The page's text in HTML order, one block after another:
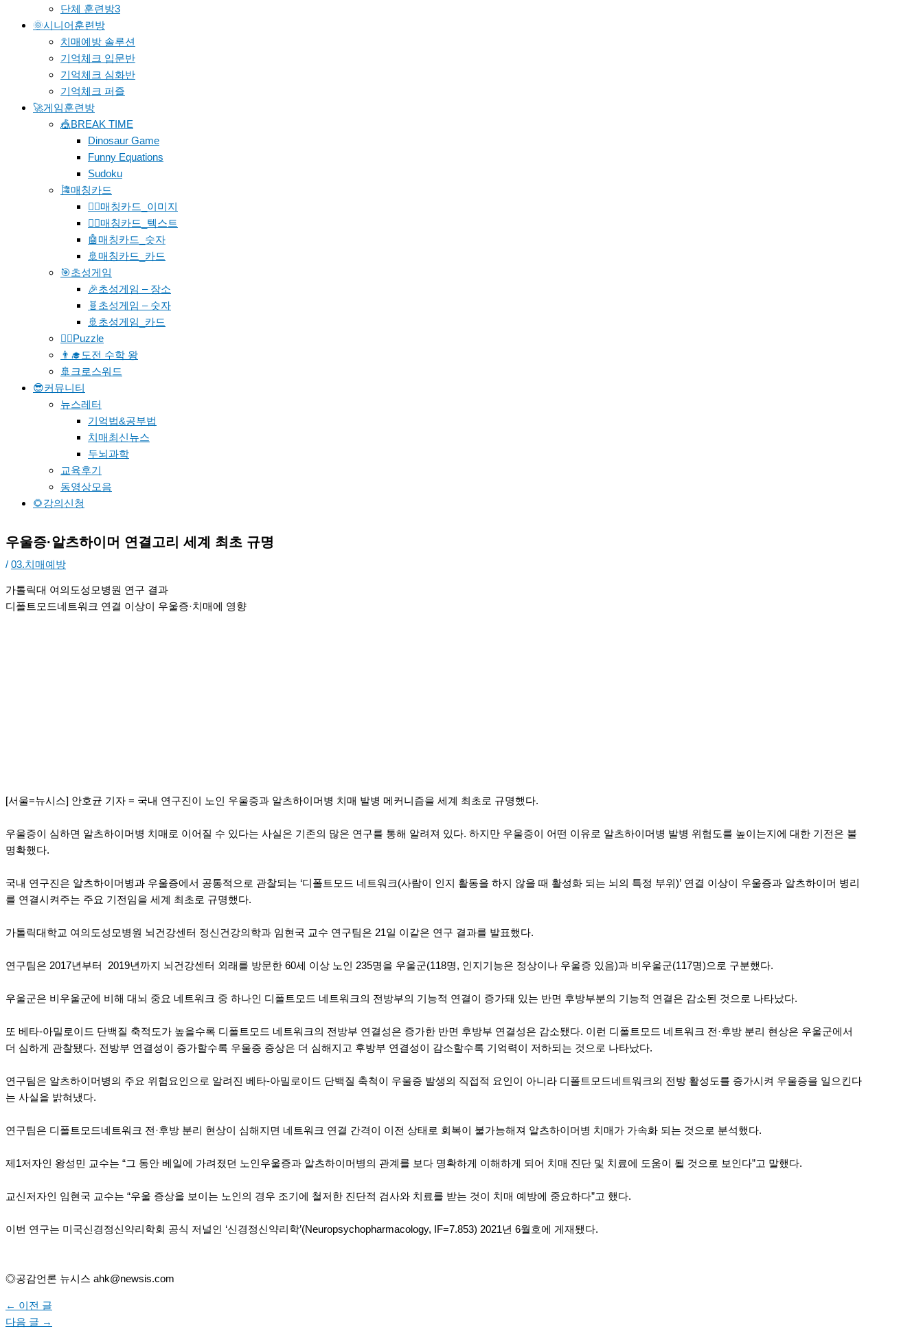
단체 훈련방3
🌞시니어훈련방
치매예방 솔루션
기억체크 입문반
기억체크 심화반
기억체크 퍼즐
🚀게임훈련방
🎪BREAK TIME
Dinosaur Game
Funny Equations
Sudoku
🎏매칭카드
🐱‍🚀매칭카드_이미지
🐱‍👓매칭카드_텍스트
🤖매칭카드_숫자
🚢매칭카드_카드
🎯초성게임
🎉초성게임 – 장소
🧬초성게임 – 숫자
🚢초성게임_카드
🧗‍♀️Puzzle
👨‍🎓도전 수학 왕
🚢크로스워드
😎커뮤니티
뉴스레터
기억법&공부법
치매최신뉴스
두뇌과학
교육후기
동영상모음
🌻강의신청
우울증·알츠하이머 연결고리 세계 최초 규명
/ 03.치매예방
가톨릭대 여의도성모병원 연구 결과
디폴트모드네트워크 연결 이상이 우울증·치매에 영향
[서울=뉴시스] 안호균 기자 = 국내 연구진이 노인 우울증과 알츠하이머병 치매 발병 메커니즘을 세계 최초로 규명했다.
우울증이 심하면 알츠하이머병 치매로 이어질 수 있다는 사실은 기존의 많은 연구를 통해 알려져 있다. 하지만 우울증이 어떤 이유로 알츠하이머병 발병 위험도를 높이는지에 대한 기전은 불
명확했다.
국내 연구진은 알츠하이머병과 우울증에서 공통적으로 관찰되는 ‘디폴트모드 네트워크(사람이 인지 활동을 하지 않을 때 활성화 되는 뇌의 특정 부위)’ 연결 이상이 우울증과 알츠하이머 병리
를 연결시켜주는 주요 기전임을 세계 최초로 규명했다.
가톨릭대학교 여의도성모병원 뇌건강센터 정신건강의학과 임현국 교수 연구팀은 21일 이같은 연구 결과를 발표했다.
연구팀은 2017년부터 2019년까지 뇌건강센터 외래를 방문한 60세 이상 노인 235명을 우울군(118명, 인지기능은 정상이나 우울증 있음)과 비우울군(117명)으로 구분했다.
우울군은 비우울군에 비해 대뇌 중요 네트워크 중 하나인 디폴트모드 네트워크의 전방부의 기능적 연결이 증가돼 있는 반면 후방부분의 기능적 연결은 감소된 것으로 나타났다.
또 베타-아밀로이드 단백질 축적도가 높을수록 디폴트모드 네트워크의 전방부 연결성은 증가한 반면 후방부 연결성은 감소됐다. 이런 디폴트모드 네트워크 전·후방 분리 현상은 우울군에서
더 심하게 관찰됐다. 전방부 연결성이 증가할수록 우울증 증상은 더 심해지고 후방부 연결성이 감소할수록 기억력이 저하되는 것으로 나타났다.
연구팀은 알츠하이머병의 주요 위험요인으로 알려진 베타-아밀로이드 단백질 축척이 우울증 발생의 직접적 요인이 아니라 디폴트모드네트워크의 전방 활성도를 증가시켜 우울증을 일으킨다
는 사실을 밝혀냈다.
연구팀은 디폴트모드네트워크 전·후방 분리 현상이 심해지면 네트워크 연결 간격이 이전 상태로 회복이 불가능해져 알츠하이머병 치매가 가속화 되는 것으로 분석했다.
제1저자인 왕성민 교수는 “그 동안 베일에 가려졌던 노인우울증과 알츠하이머병의 관계를 보다 명확하게 이해하게 되어 치매 진단 및 치료에 도움이 될 것으로 보인다”고 말했다.
교신저자인 임현국 교수는 “우울 증상을 보이는 노인의 경우 조기에 철저한 진단적 검사와 치료를 받는 것이 치매 예방에 중요하다”고 했다.
이번 연구는 미국신경정신약리학회 공식 저널인 ‘신경정신약리학’(Neuropsychopharmacology, IF=7.853) 2021년 6월호에 게재됐다.
◎공감언론 뉴시스 ahk@newsis.com
← 이전 글
다음 글 →